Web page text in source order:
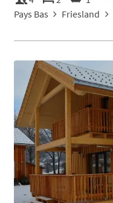
Pays Bas
Friesland